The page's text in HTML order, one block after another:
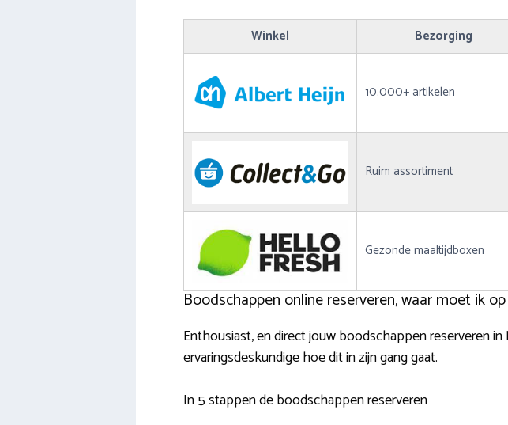
Winkel Bezorging
10.000+ artikelen
Ruim assortiment
Gezonde maaltijdboxen
Boodschappen online reserveren, waar moet ik
Enthousiast, en direct jouw boodschappen reserveren
ervaringsdeskundige hoe dit in zijn gang gaat.
In 5 stappen de boodschappen reserveren